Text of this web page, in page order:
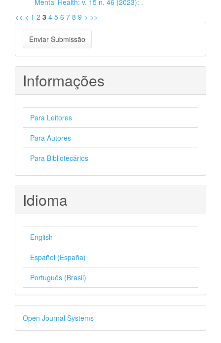
Mental Health: v. 15 n. 46 (2023): .
<< < 1 2 3 4 5 6 7 8 9 > >>
Enviar
Submissão
Enviar Submissão
Informações
Para Leitores
Para Autores
Para Bibliotecários
Idioma
English
Español (España)
Português (Brasil)
Desenvolvido
por
Open Journal Systems